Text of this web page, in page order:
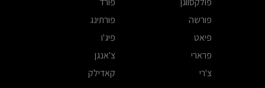
פורשה
פורתינג
פיאט
פיג'ו
פרארי
צ'אנגן
צ'רי
קאדילק